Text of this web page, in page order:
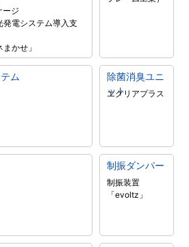
ージ
電システム導入支
かせ」
ム
除菌消臭ユニ
ット
エクリアプラス
制振ダンパー
制振装置
「evoltz」